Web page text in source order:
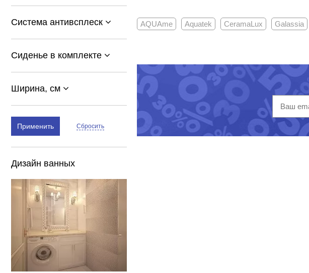
Система антивсплеск
Сиденье в комплекте
Ширина, см
Применить Сбросить
Дизайн ванных
AQUAme Aquatek CeramaLux Galassia